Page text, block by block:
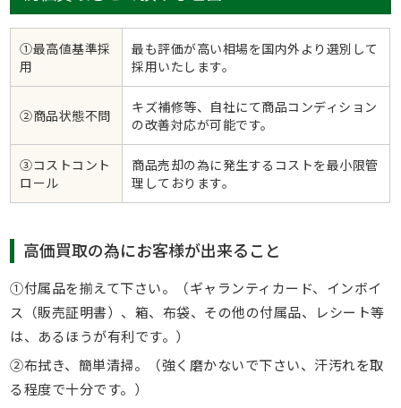
①最高値基準採
用
最も評価が高い相場を国内外より選別して
採用いたします。
②商品状態不問
キズ補修等、自社にて商品コンディション
の改善対応が可能です。
③コストコント
ロール
商品売却の為に発生するコストを最小限管
理しております。
高価買取の為にお客様が出来ること
①付属品を揃えて下さい。（ギャランティカード、インボイ
ス（販売証明書）、箱、布袋、その他の付属品、レシート等
は、あるほうが有利です。）
②布拭き、簡単清掃。（強く磨かないで下さい、汗汚れを取
る程度で十分です。）